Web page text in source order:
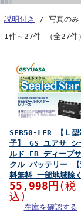
説明付き
/ 写真のみ
1件～27件 （全27件）
SEB50-LER 【Ｌ型
子】 GS ユアサ シ
ルド EB ディープ
クル バッテリー 【
料無料 一部地域除く
55,998円 (税
込)
在庫を確認する